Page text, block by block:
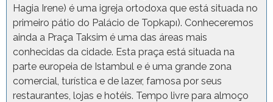
Hagia Irene) é uma igreja ortodoxa que está situada no
primeiro pátio do Palácio de Topkapı). Conheceremos
ainda a Praça Taksim é uma das áreas mais
conhecidas da cidade. Esta praça está situada na
parte europeia de Istambul e é uma grande zona
comercial, turística e de lazer, famosa por seus
restaurantes, lojas e hotéis. Tempo livre para almoço